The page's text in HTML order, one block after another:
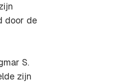
door de
S.
zijn